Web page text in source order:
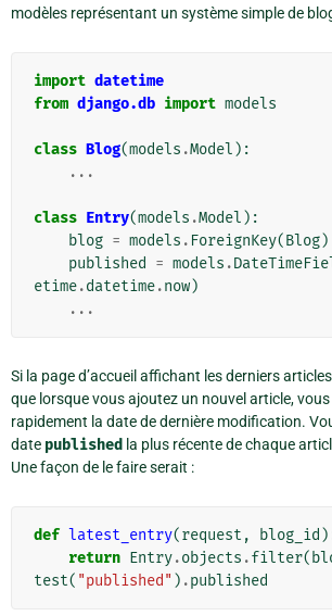
modèles représentant un système simple de
import datetime
from django.db import models
class Blog(models .Model ):
...
class Entry(models .Model ):
blog = models . ForeignKey(Blog)
published
= models .
etime.datetime.now)
...
Si la page d’accueil affichant les derniers
que lorsque vous ajoutez un nouvel article,
rapidement la date de dernière modification.
date published la plus récente de chaque
Une façon de le faire serait :
def latest_entry(request , blog_id
return Entry.objects .filter(
test( "published" ) .published